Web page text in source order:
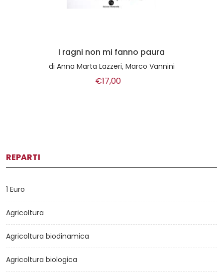
I ragni non mi fanno paura
di Anna Marta Lazzeri, Marco Vannini
€17,00
REPARTI
1 Euro
Agricoltura
Agricoltura biodinamica
Agricoltura biologica